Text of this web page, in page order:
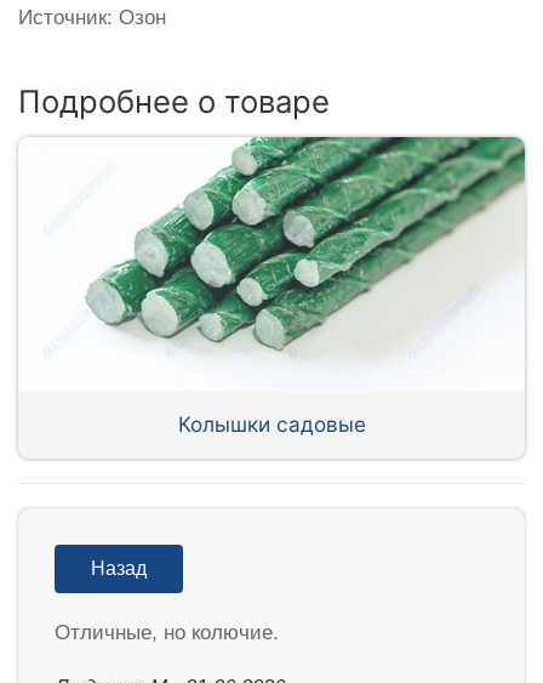
Источник: Озон
Подробнее о товаре
Колышки садовые
Назад
Отличные, но колючие.